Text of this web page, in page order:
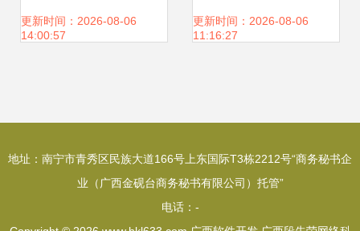
化深耕
更新时间：2026-08-06
14:00:57
身智能加速走进生
挑战
更新时间：2026-08-06
11:16:27
地址：南宁市青秀区民族大道166号上东国际T3栋2212号“商务秘书企
业（广西金砚台商务秘书有限公司）托管”
电话：-